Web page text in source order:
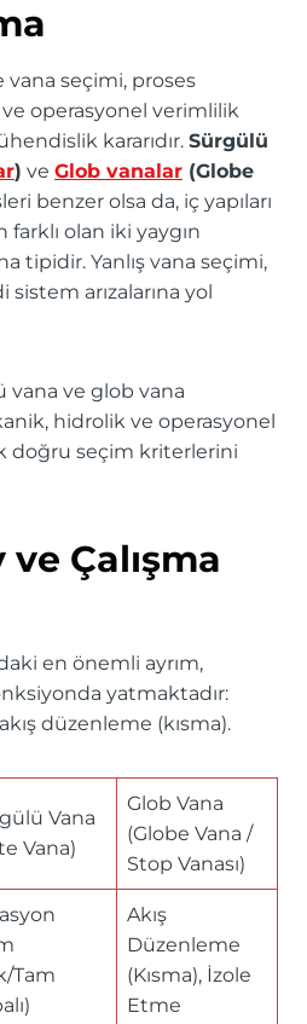
seçimi, proses
operasyonel verimlilik
kararıdır. Sürgülü
) ve Glob vanalar (Globe
benzer olsa da, iç yapıları
olan iki yaygın
tipidir. Yanlış vana seçimi,
arızalarına yol
vana ve glob vana
hidrolik ve operasyonel
doğru seçim kriterlerini
Çalışma
en önemli ayrım,
yatmaktadır:
düzenleme (kısma).
Vana
Vana)
Glob Vana
(Globe Vana /
Stop Vanası)
Tam
Akış
Düzenleme
(Kısma), İzole
Etme